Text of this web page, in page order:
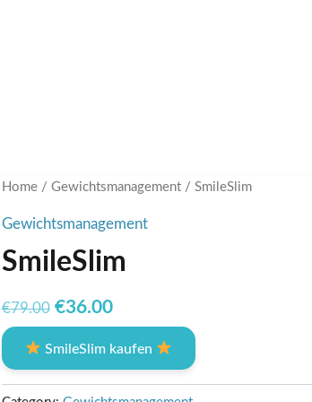
Home/ Gewichtsmanagement/ SmileSlim
Gewichtsmanagement
SmileSlim
€79.00 Original
was:
€79.00.
€36.00Current
is:
€36.00.
SmileSlim kaufen